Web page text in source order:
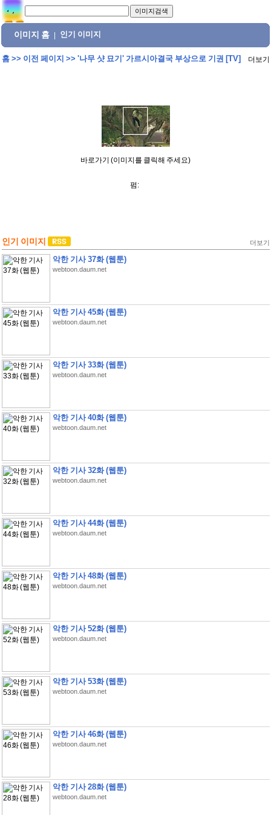
이미지 홈 인기 이미지
홈>> 이전 페이지 >> '나무 샷 묘기' 가르시아결국 부상으로 기권 [TV] 더보기
바로가기 (이미지를 클릭해 주세요)
펌:
인기 이미지 더보기
악한 기사 37화 (웹툰)
webtoon.daum.net
악한 기사 45화 (웹툰)
webtoon.daum.net
악한 기사 33화 (웹툰)
webtoon.daum.net
악한 기사 40화 (웹툰)
webtoon.daum.net
악한 기사 32화 (웹툰)
webtoon.daum.net
악한 기사 44화 (웹툰)
webtoon.daum.net
악한 기사 48화 (웹툰)
webtoon.daum.net
악한 기사 52화 (웹툰)
webtoon.daum.net
악한 기사 53화 (웹툰)
webtoon.daum.net
악한 기사 46화 (웹툰)
webtoon.daum.net
악한 기사 28화 (웹툰)
webtoon.daum.net